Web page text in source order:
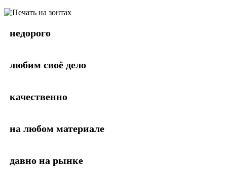
недорого
любим своё дело
качественно
на любом материале
давно на рынке